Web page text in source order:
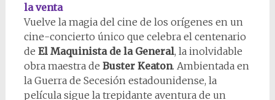
la venta
Vuelve la magia del cine de los orígenes en un
cine-concierto único que celebra el centenario
de El Maquinista de la General, la inolvidable
obra maestra de Buster Keaton. Ambientada en
la Guerra de Secesión estadounidense, la
película sigue la trepidante aventura de un